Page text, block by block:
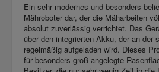
Ein sehr modernes und besonders
Mähroboter dar, der die Mäharbeiten
absolut zuverlässig verrichtet. Das
über den integrierten Akku, der an der
regelmäßig aufgeladen wird. Dieses
für besonders groß angelegte